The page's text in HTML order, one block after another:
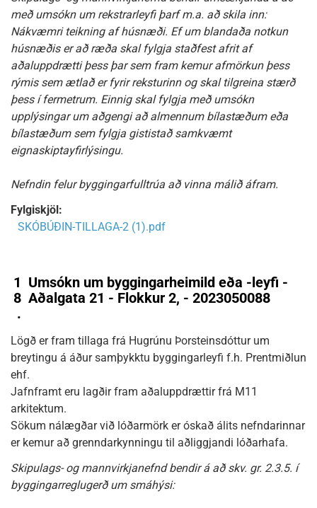
með umsókn um rekstrarleyfi þarf m.a. að skila inn:
Nákvæmri teikning af húsnæði. Ef um blandaða notkun
húsnæðis er að ræða skal fylgja staðfest afrit af
aðaluppdrætti þess þar sem fram kemur afmörkun þess
rýmis sem ætlað er fyrir reksturinn og skal tilgreina stærð
þess í fermetrum. Einnig skal fylgja með umsókn
upplýsingar um aðgengi að almennum bílastæðum eða
bílastæðum sem fylgja gististað samkvæmt
eignaskiptayfirlýsingu.
Nefndin felur byggingarfulltrúa að vinna málið áfram.
Fylgiskjöl:
SKÓBÚÐIN-TILLAGA-2 (1).pdf
1
8
.
Umsókn um byggingarheimild eða -leyfi -
Aðalgata 21 - Flokkur 2, - 2023050088
Lögð er fram tillaga frá Hugrúnu Þorsteinsdóttur um
breytingu á áður samþykktu byggingarleyfi f.h. Prentmiðlun
ehf.
Jafnframt eru lagðir fram aðaluppdrættir frá M11
arkitektum.
Sökum nálægðar við lóðarmörk er óskað álits nefndarinnar
er kemur að grenndarkynningu til aðliggjandi lóðarhafa.
Skipulags- og mannvirkjanefnd bendir á að skv. gr. 2.3.5. í
byggingarreglugerð um smáhýsi: